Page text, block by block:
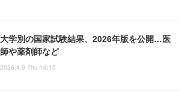
大学別の国家試験結果、2026年版を公開…医
師や薬剤師など
2026.4.9 Thu 16:15